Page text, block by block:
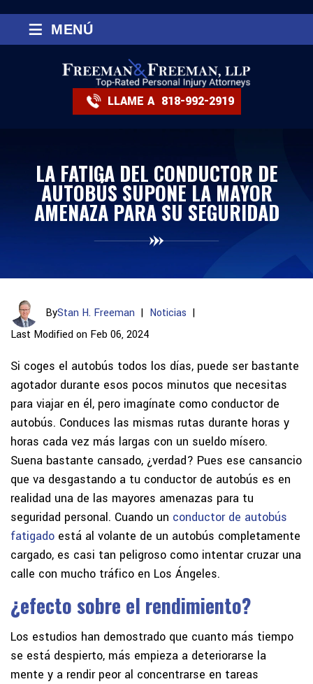
LLAME A 818-992-2919
≡ MENÚ
LA FATIGA DEL CONDUCTOR DE
AUTOBÚS SUPONE LA MAYOR
AMENAZA PARA SU SEGURIDAD
ByStan H. Freeman | Noticias |
Last Modified on Feb 06, 2024
Si coges el autobús todos los días, puede ser bastante
agotador durante esos pocos minutos que necesitas
para viajar en él, pero imagínate como conductor de
autobús. Conduces las mismas rutas durante horas y
horas cada vez más largas con un sueldo mísero.
Suena bastante cansado, ¿verdad? Pues ese cansancio
que va desgastando a tu conductor de autobús es en
realidad una de las mayores amenazas para tu
seguridad personal. Cuando un conductor de autobús
fatigado está al volante de un autobús completamente
cargado, es casi tan peligroso como intentar cruzar una
calle con mucho tráfico en Los Ángeles.
¿efecto sobre el rendimiento?
Los estudios han demostrado que cuanto más tiempo
se está despierto, más empieza a deteriorarse la
mente y a rendir peor al concentrarse en tareas